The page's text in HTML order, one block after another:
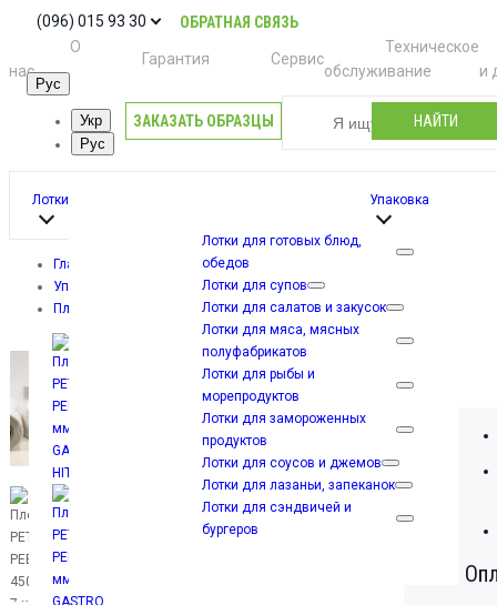
(096) 015 93 30
ОБРАТНАЯ СВЯЗЬ
О
нас
Гарантия Сервис
Техническое
обслуживание
и
Рус
Укр
Рус
ЗАКАЗАТЬ ОБРАЗЦЫ НАЙТИ
Лотки
Лотки для готовых блюд,
обедов
Лотки для супов
Лотки для салатов и закусок
Лотки для мяса, мясных
полуфабрикатов
Лотки для рыбы и
морепродуктов
Лотки для замороженных
продуктов
Лотки для соусов и джемов
Лотки для лазаньи, запеканок
Лотки для сэндвичей и
бургеров
Упаковка
Главная
Упаковка
Пленка PET/PP PEEL 450 мм 7 кг GASTRO HIT
Пленка
PET/PP PEEL
450 мм 7 кг
GASTRO HIT